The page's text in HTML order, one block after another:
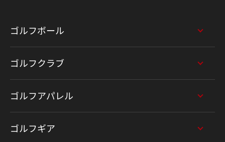
ゴルフボール
ゴルフクラブ
ゴルフアパレル
ゴルフギア